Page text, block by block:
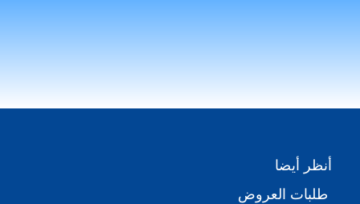
أنظر أيضا
طلبات العروض